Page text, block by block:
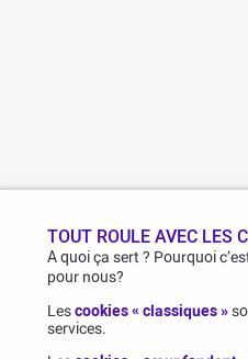
TOUT ROULE AVEC LES
A quoi ça sert ? Pourquoi
pour nous?
Lescookies « classiques »
services.